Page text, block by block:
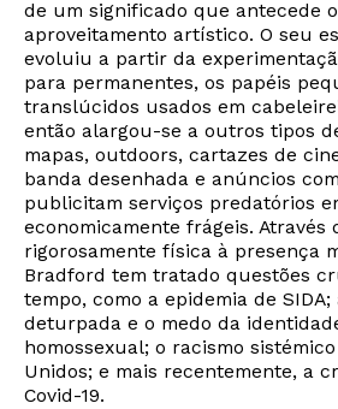
de um significado que antecede
aproveitamento artístico. O seu
evoluiu a partir da
para permanentes, os papéis
translúcidos usados em
então alargou-se a outros tipos
mapas, outdoors, cartazes de
banda desenhada e anúncios
publicitam serviços predatórios
economicamente frágeis. Através
rigorosamente física à presença
Bradford tem tratado questões
tempo, como a epidemia de
deturpada e o medo da
homossexual; o racismo
Unidos; e mais recentemente, a
Covid-19.